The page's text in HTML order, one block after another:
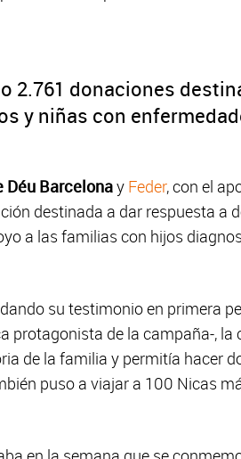
2.761 donaciones
y niñas con
Déu Barcelonay Feder, con el
destinada a dar respuesta a
a las familias con hijos
su testimonio en primera
protagonista de la campaña-, la
de la familia y permitía hacer
puso a viajar a 100 Nicas